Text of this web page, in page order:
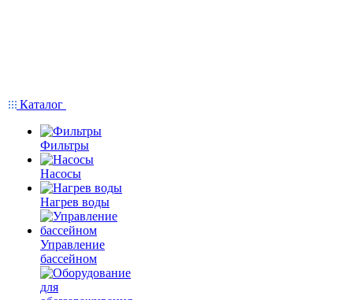
Каталог
Фильтры
Насосы
Нагрев воды
Управление
бассейном